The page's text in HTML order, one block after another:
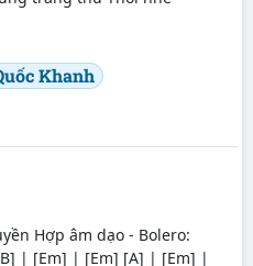
Khanh
Hợp âm dạo - Bolero:
| [Em] | [Em] [A] | [Em] |